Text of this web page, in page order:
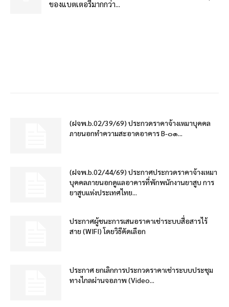
ของแบตเตอรี่มากกว่า...
(ฝจพ.b.02/39/69) ประกวดราคาจ้างเหมาบุคคล
ภายนอกทำความสะอาดอาคาร B-๐๑...
(ฝจพ.b.02/44/69) ประกาศประกวดราคาจ้างเหมา
บุคคลภายนอกดูแลอาคารที่พักพนักงานยาสูบ การ
ยาสูบแห่งประเทศไทย...
ประกาศผู้ชนะการเสนอราคาเช่าระบบสื่อสารไร้
สาย (WIFI) โดยวิธีคัดเลือก
ประกาศ ยกเลิกการประกวดราคาเช่าระบบประชุม
ทางไกลผ่านจอภาพ (Video...